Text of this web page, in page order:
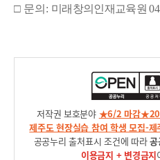
□ 문의 : 미래창의인재교육원
저작권 보호분야 ★6/2 마감
제주도 현장실습 참여 학생 모집-
공공누리 출처표시 조건에 따라
이용금지 + 변경금지